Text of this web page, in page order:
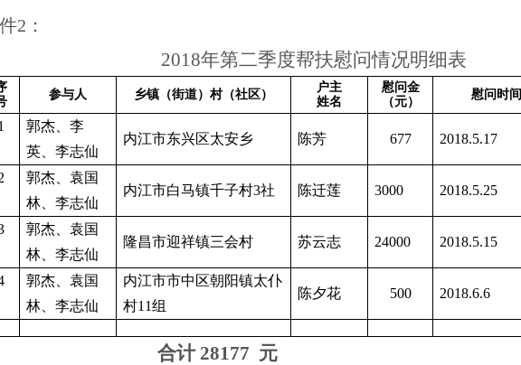
2 ：
2018年第二季度帮扶慰问情况明细表
参与人 乡镇（街道）村（社区）
户主
姓名
慰问金
（元）
慰问时间
郭杰、李
英、李志仙
内江市东兴区太安乡 陈芳 677 2018.5.17
郭杰、袁国
林、李志仙
内江市白马镇千子村3社 陈迁莲 3000 2018.5.25
郭杰、袁国
林、李志仙
隆昌市迎祥镇三会村 苏云志 24000 2018.5.15
郭杰、袁国
林、李志仙
内江市市中区朝阳镇太仆
村11组
陈夕花 500 2018.6.6
合计28177 元